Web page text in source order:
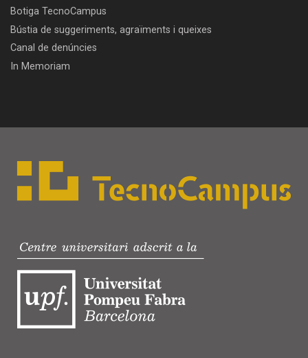
Botiga TecnoCampus
Bústia de suggeriments, agraïments i queixes
Canal de denúncies
In Memoriam